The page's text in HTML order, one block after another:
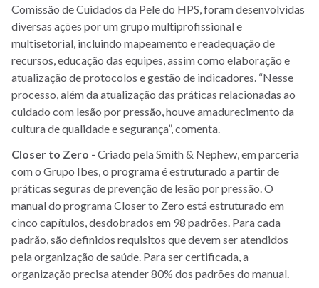
Comissão de Cuidados da Pele do HPS, foram desenvolvidas
diversas ações por um grupo multiprofissional e
multisetorial, incluindo mapeamento e readequação de
recursos, educação das equipes, assim como elaboração e
atualização de protocolos e gestão de indicadores. “Nesse
processo, além da atualização das práticas relacionadas ao
cuidado com lesão por pressão, houve amadurecimento da
cultura de qualidade e segurança”, comenta.
Closer to Zero - Criado pela Smith & Nephew, em parceria
com o Grupo Ibes, o programa é estruturado a partir de
práticas seguras de prevenção de lesão por pressão. O
manual do programa Closer to Zero está estruturado em
cinco capítulos, desdobrados em 98 padrões. Para cada
padrão, são definidos requisitos que devem ser atendidos
pela organização de saúde. Para ser certificada, a
organização precisa atender 80% dos padrões do manual.